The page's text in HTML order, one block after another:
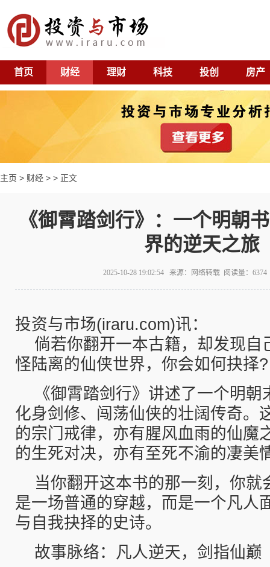
首页 财经 理财 科技 投创 房产
主页 > 财经 > > 正文
《御霄踏剑行》：一个明朝
界的逆天之旅
2025-10-28 19:02:54 来源：网络转载 阅读量：
投资与市场(iraru.com)讯：
倘若你翻开一本古籍，却发现自
怪陆离的仙侠世界，你会如何抉择?
《御霄踏剑行》讲述了一个明
化身剑修、闯荡仙侠的壮阔传奇。
的宗门戒律，亦有腥风血雨的仙魔
的生死对决，亦有至死不渝的凄美
当你翻开这本书的那一刻，你
是一场普通的穿越，而是一个凡人
与自我抉择的史诗。
故事脉络：凡人逆天，剑指仙巅